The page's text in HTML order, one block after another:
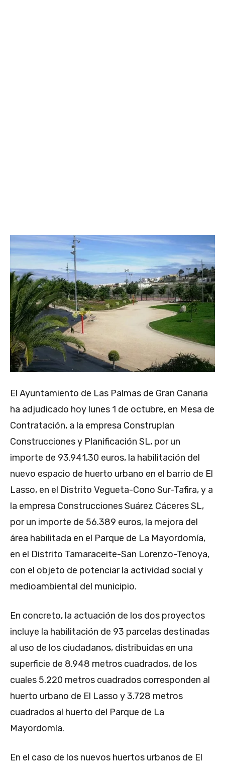
El Ayuntamiento de Las Palmas de Gran Canaria
ha adjudicado hoy lunes 1 de octubre, en Mesa de
Contratación, a la empresa Construplan
Construcciones y Planificación SL, por un
importe de 93.941,30 euros, la habilitación del
nuevo espacio de huerto urbano en el barrio de El
Lasso, en el Distrito Vegueta-Cono Sur-Tafira, y a
la empresa Construcciones Suárez Cáceres SL,
por un importe de 56.389 euros, la mejora del
área habilitada en el Parque de La Mayordomía,
en el Distrito Tamaraceite-San Lorenzo-Tenoya,
con el objeto de potenciar la actividad social y
medioambiental del municipio.
En concreto, la actuación de los dos proyectos
incluye la habilitación de 93 parcelas destinadas
al uso de los ciudadanos, distribuidas en una
superficie de 8.948 metros cuadrados, de los
cuales 5.220 metros cuadrados corresponden al
huerto urbano de El Lasso y 3.728 metros
cuadrados al huerto del Parque de La
Mayordomía.
En el caso de los nuevos huertos urbanos de El